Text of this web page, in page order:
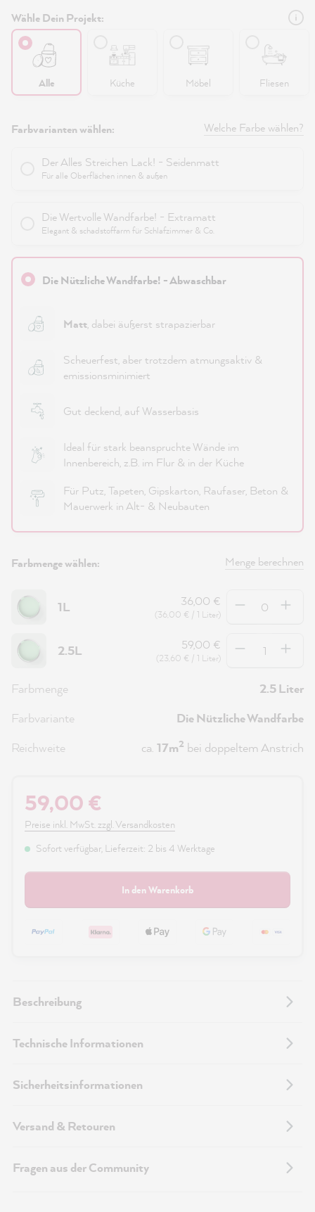
Wähle Dein Projekt:
Alle Küche Möbel Fliesen
Farbvarianten wählen: Welche Farbe wählen?
Der Alles Streichen Lack! - Seidenmatt
Für alle Oberflächen innen & außen
Die Wertvolle Wandfarbe! - Extramatt
Elegant & schadstoffarm für Schlafzimmer & Co.
Die Nützliche Wandfarbe! - Abwaschbar
Matt, dabei äußerst strapazierbar
Scheuerfest, aber trotzdem atmungsaktiv &
emissionsminimiert
Gut deckend, auf Wasserbasis
Ideal für stark beanspruchte Wände im
Innenbereich, z.B. im Flur & in der Küche
Für Putz, Tapeten, Gipskarton, Raufaser, Beton &
Mauerwerk in Alt- & Neubauten
Farbmenge wählen: Menge berechnen
1L 36,00 €
(36,00 € / 1 Liter)
2.5L 59,00 €
(23,60 € / 1 Liter)
Farbmenge
2.5 Liter
Farbvariante
Die Nützliche Wandfarbe
Reichweite
ca. 17m2 bei doppeltem Anstrich
59,00 €
Preise inkl. MwSt. zzgl. Versandkosten
Sofort verfügbar, Lieferzeit: 2 bis 4 Werktage
In den Warenkorb
Beschreibung
Technische Informationen
Sicherheitsinformationen
Versand & Retouren
Fragen aus der Community